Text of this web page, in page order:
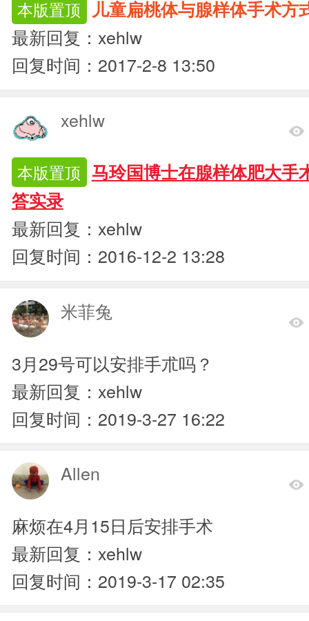
本版置顶 儿童扁桃体与腺样体手术方
最新回复：xehlw
回复时间：2017-2-8 13:50
xehlw
本版置顶 马玲国博士在腺样体肥大手
答实录
最新回复：xehlw
回复时间：2016-12-2 13:28
米菲兔
3月29号可以安排手朮吗？
最新回复：xehlw
回复时间：2019-3-27 16:22
Allen
麻烦在4月15日后安排手术
最新回复：xehlw
回复时间：2019-3-17 02:35